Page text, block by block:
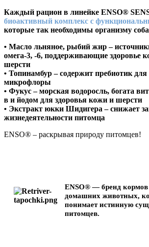
Каждый рацион в линейке ENSO®
биоактивный комплекс с
которые так необходимы организму
• Масло льняное, рыбий жир–
омега-3, -6, поддерживающие здоровье
шерсти
• Топинамбур– содержит пребиотик
микрофлоры
• Фукус– морская водоросль, богата
в и йодом для здоровья кожи и шерсти
• Экстракт юкки Шидигера – снижает
жизнедеятельности питомца
ENSO® – раскрывая природу питомцев!
ENSO® — бренд кормов
домашних животных,
понимает истинную
питомцев.